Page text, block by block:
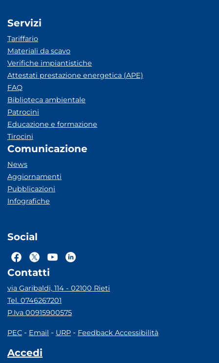
Servizi
Tariffario
Materiali da scavo
Verifiche impiantistiche
Attestati prestazione energetica (APE)
FAQ
Biblioteca ambientale
Patrocini
Educazione e formazione
Tirocini
Comunicazione
News
Aggiornamenti
Pubblicazioni
Infografiche
Social
Contatti
via Garibaldi, 114 - 02100 Rieti
Tel. 0746267201
P.Iva 00915900575
PEC - Email - URP - Feedback Accessibilità
Accedi